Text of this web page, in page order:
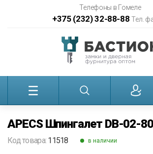
Телефоны в Гомеле
+375 (232) 32-88-88Тел.
APECS Шпингалет DB-02-
Код товара: 11518 в наличии